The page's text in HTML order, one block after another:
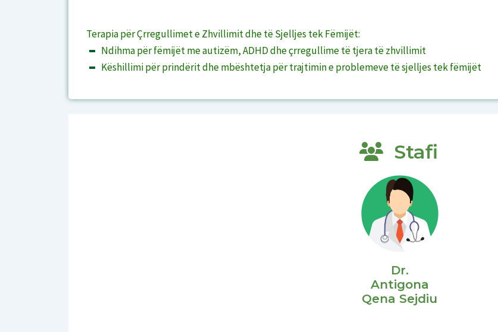
Terapia për Çrregullimet e Zhvillimit dhe të Sjelljes tek Fëmijët:
Ndihma për fëmijët me autizëm, ADHD dhe çrregullime të tjera të zhvillimit
Këshillimi për prindërit dhe mbështetja për trajtimin e problemeve të sjelljes tek fëmijët
Stafi
Dr.
Antigona
Qena Sejdiu